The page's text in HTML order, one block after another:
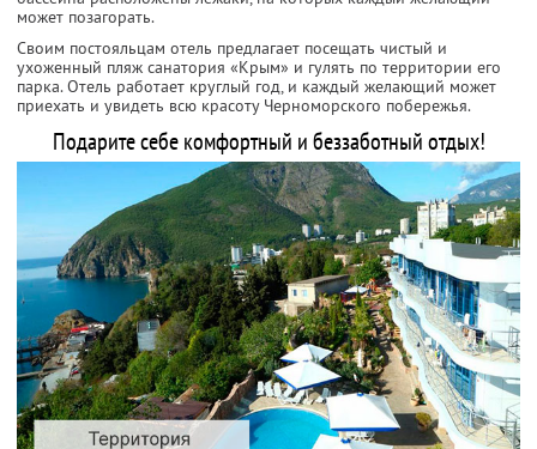
может позагорать.
Своим постояльцам отель предлагает посещать чистый и
ухоженный пляж санатория «Крым» и гулять по территории его
парка. Отель работает круглый год, и каждый желающий может
приехать и увидеть всю красоту Черноморского побережья.
Подарите себе комфортный и беззаботный отдых!